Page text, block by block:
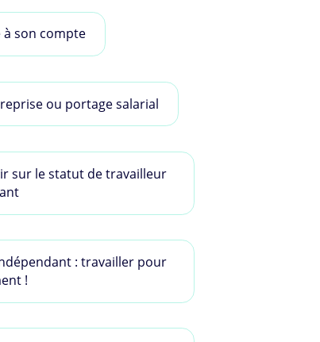
à son compte
ou portage salarial
sur le statut de travailleur
: travailler pour
!